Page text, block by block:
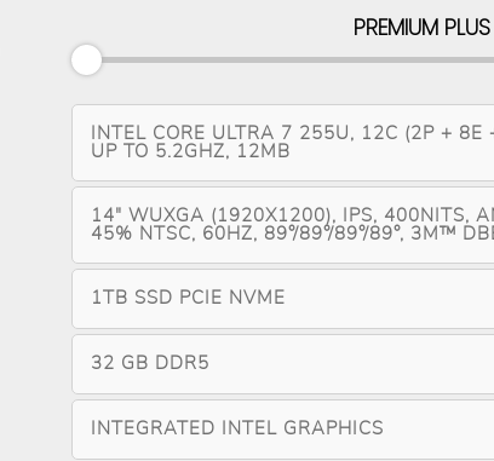
PREMIUM PLUS
INTEL CORE ULTRA 7 255U, 12C (2P + 8E
UP TO 5.2GHZ, 12MB
14" WUXGA (1920X1200), IPS, 400NITS,
45% NTSC, 60HZ, 89°/89°/89°/89°, 3M™
1TB SSD PCIE NVME
32 GB DDR5
INTEGRATED INTEL GRAPHICS